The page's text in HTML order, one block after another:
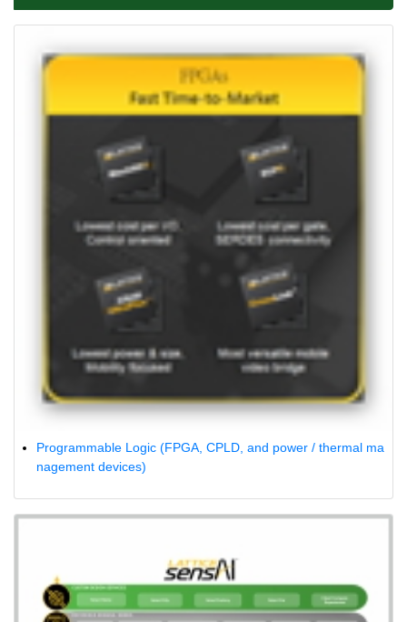
Programmable Logic (FPGA, CPLD, and power / thermal ma
nagement devices)